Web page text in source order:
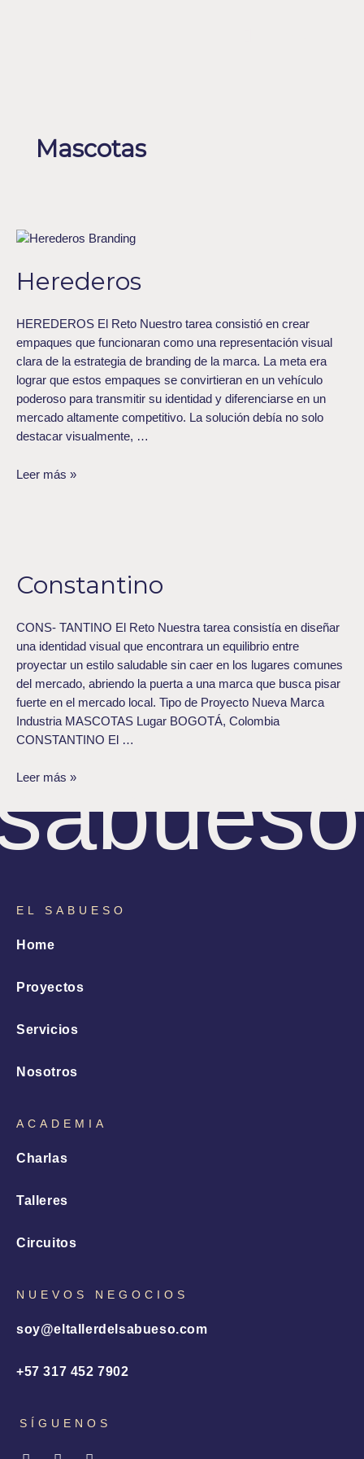
Mascotas
Herederos
HEREDEROS El Reto Nuestro tarea consistió en crear
empaques que funcionaran como una representación visual
clara de la estrategia de branding de la marca. La meta era
lograr que estos empaques se convirtieran en un vehículo
poderoso para transmitir su identidad y diferenciarse en un
mercado altamente competitivo. La solución debía no solo
destacar visualmente, …
Herederos
Leer más »
Constantino
CONS- TANTINO El Reto Nuestra tarea consistía en diseñar
una identidad visual que encontrara un equilibrio entre
proyectar un estilo saludable sin caer en los lugares comunes
del mercado, abriendo la puerta a una marca que busca pisar
fuerte en el mercado local. Tipo de Proyecto Nueva Marca
Industria MASCOTAS Lugar BOGOTÁ, Colombia
CONSTANTINO El …
Leer más »
EL SABUESO
Home
Proyectos
Servicios
Nosotros
ACADEMIA
Charlas
Talleres
Circuitos
NUEVOS NEGOCIOS
soy@eltallerdelsabueso.com
+57 317 452 7902
SÍGUENOS
I
L
X